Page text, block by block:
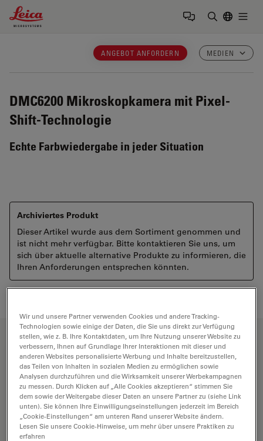
Leica Microsystems Logo
ANGEBOT ANFORDERN MEDIEN
DMC6200 Mikroskopkamera mit Pixel-
Shift-Technologie
Echte Farbwiedergabe in jeder Situation
Archiviertes Produkt
Dieser Artikel wurde aus dem Sortiment genommen und
ist nicht mehr verfügbar. Bitte kontaktieren Sie uns, um
sich über aktuelle alternative Produkte zu informieren, die
Ihren Anforderungen entsprechen könnten.
Wir und unsere Partner verwenden Cookies und andere Tracking-
Technologien sowie einige der Daten, die Sie uns direkt zur Verfügung
stellen, wie z. B. Ihre Kontaktdaten, um Ihre Nutzung unserer Website zu
verbessern, Ihnen auf Grundlage Ihrer Interaktionen mit dieser und
anderen Websites personalisierte Werbung und Inhalte bereitzustellen,
das Teilen von Inhalten in sozialen Medien zu ermöglichen sowie
Analysen durchzuführen und die Wirksamkeit unserer Werbekampagnen
zu messen. Durch Klicken auf „Alle Cookies akzeptieren“ stimmen Sie
dem sowie der Weitergabe dieser Daten an unsere Partner zu (siehe Link
unten). Sie können Ihre Einwilligungseinstellungen jederzeit im Bereich
„Cookie-Einstellungen“ am unteren Rand unserer Website ändern.
Lesen Sie unsere Cookie-Hinweise, um mehr über unsere Praktiken zu
erfahren